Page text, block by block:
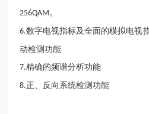
256QAM 。
6.数字电视指标及全面的模拟电视
动检测功能
7.精确的频谱分析功能
8.正、反向系统检测功能